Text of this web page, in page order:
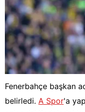
Fenerbahçe başkan
belirledi. A Spor'a